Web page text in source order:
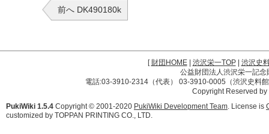
前へ DK490180k
[財団HOME| 渋沢栄一TOP| 渋沢史
公益財団法人渋沢栄一記
電話:03-3910-2314（代表） 03-3910-0005（渋沢史料
Copyright Reserved
PukiWiki 1.5.4 Copyright © 2001-2020 PukiWiki Development Team. License is
customized by TOPPAN PRINTING CO., LTD.